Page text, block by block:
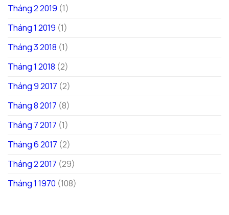
Tháng 2 2019 (1)
Tháng 1 2019 (1)
Tháng 3 2018 (1)
Tháng 1 2018 (2)
Tháng 9 2017 (2)
Tháng 8 2017 (8)
Tháng 7 2017 (1)
Tháng 6 2017 (2)
Tháng 2 2017 (29)
Tháng 1 1970 (108)